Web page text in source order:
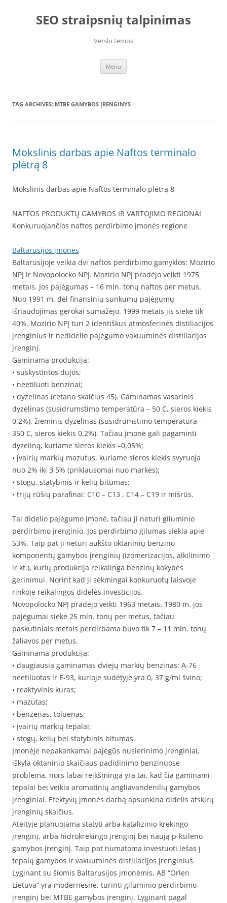
contentSEO straipsnių talpinimas
Verslo temos
Menu
TAG ARCHIVES: MTBE GAMYBOS ĮRENGINYS
Mokslinis darbas apie Naftos terminalo
plėtrą 8
Mokslinis darbas apie Naftos terminalo plėtrą 8
NAFTOS PRODUKTŲ GAMYBOS IR VARTOJIMO REGIONAI
Konkuruojančios naftos perdirbimo įmonės regione
Baltarusijos įmonės
Baltarusijoje veikia dvi naftos perdirbimo gamyklos: Mozirio
NPĮ ir Novopolocko NPĮ. Mozirio NPĮ pradėjo veikti 1975
metais. Jos pajėgumas – 16 mln. tonų naftos per metus.
Nuo 1991 m. dėl finansinių sunkumų pajėgumų
išnaudojimas gerokai sumažėjo. 1999 metais jis siekė tik
40%. Mozirio NPĮ turi 2 identiškus atmosferinės distiliacijos
įrenginius ir nedidelio pajėgumo vakuuminės distiliacijos
įrenginį.
Gaminama produkcija:
• suskystintos dujos;
• neetiluoti benzinai;
• dyzelinas (cetano skaičius 45). Gaminamas vasarinis
dyzelinas (susidrumstimo temperatūra – 50 C, sieros kiekis
0,2%), žieminis dyzelinas (susidrumstimo temperatūra –
350 C, sieros kiekis 0,2%). Tačiau įmonė gali pagaminti
dyzeliną, kuriame sieros kiekis –0,05%;
• įvairių markių mazutus, kuriame sieros kiekis svyruoja
nuo 2% iki 3,5% (priklausomai nuo markės);
• stogų, statybinis ir kelių bitumas;
• trijų rūšių parafinai: C10 – C13 , C14 – C19 ir mišrūs.
Tai didelio pajėgumo įmonė, tačiau ji neturi giluminio
perdirbimo įrenginio. Jos perdirbimo gilumas siekia apie
53%. Taip pat ji neturi aukšto oktaninių benzino
komponentų gamybos įrenginių (izomerizacijos, alkilinimo
ir kt.), kurių produkcija reikalinga benzinų kokybės
gerinimui. Norint kad ji sėkmingai konkuruotų laisvoje
rinkoje reikalingos didelės investicijos.
Novopolocko NPĮ pradėjo veikti 1963 metais. 1980 m. jos
pajėgumai siekė 25 mln. tonų per metus, tačiau
paskutiniais metais perdirbama buvo tik 7 – 11 mln. tonų
žaliavos per metus.
Gaminama produkcija:
• daugiausia gaminamas dviejų markių benzinas: A-76
neetiluotas ir E-93, kurioje sudėtyje yra 0, 37 g/ml švino;
• reaktyvinis kuras;
• mazutas;
• benzenas, toluenas;
• įvairių markių tepalai;
• stogų, kelių bei statybinis bitumas.
Įmonėje nepakankamai pajėgūs nusierinimo įrenginiai,
iškyla oktaninio skaičiaus padidinimo benzinuose
problema, nors labai reikšminga yra tai, kad čia gaminami
tepalai bei veikia aromatinių angliavandenilių gamybos
įrenginiai. Efektyvų įmonės darbą apsunkina didelis atskirų
įrenginių skaičius.
Ateityje planuojama statyti arba katalizinio krekingo
įrenginį, arba hidrokrekingo įrenginį bei naują p-ksileno
gamybos įrenginį. Taip pat numatoma investuoti lėšas į
tepalų gamybos ir vakuuminės distiliacijos įrenginius.
Lyginant su šiomis Baltarusijos įmonėmis, AB “Orlen
Lietuva“ yra modernesnė, turinti giluminio perdirbimo
įrenginį bei MTBE gamybos įrenginį. Lyginant pagal